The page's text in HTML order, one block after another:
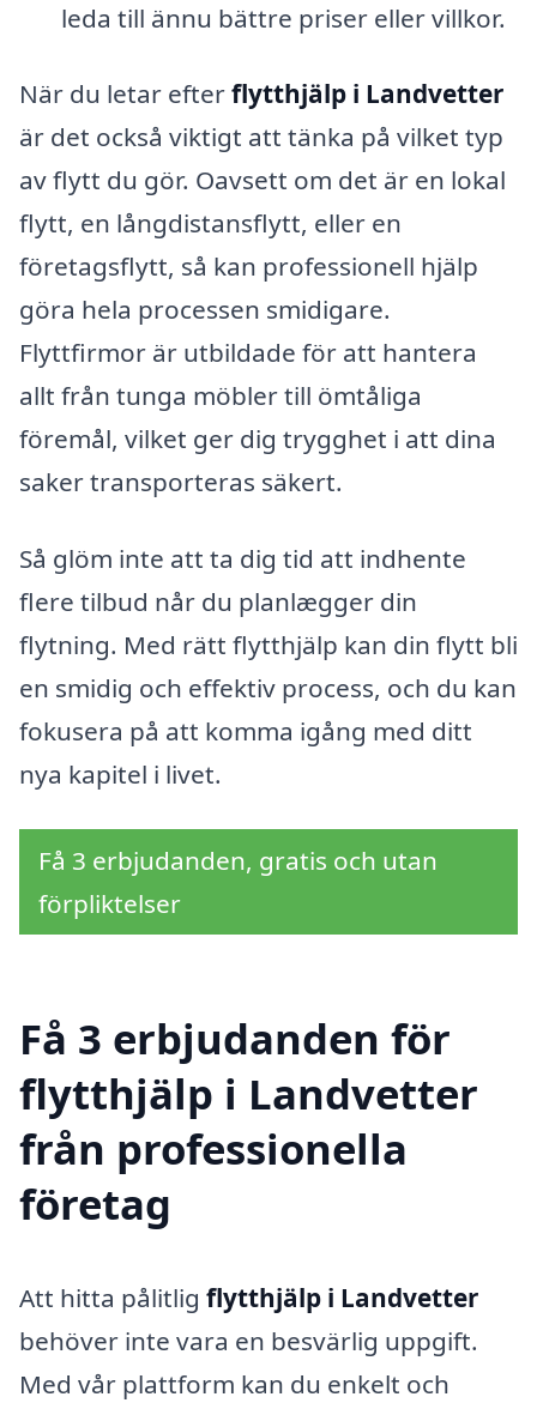
leda till ännu bättre priser eller villkor.
När du letar efterflytthjälp i Landvetter
är det också viktigt att tänka på vilket typ
av flytt du gör. Oavsett om det är en lokal
flytt, en långdistansflytt, eller en
företagsflytt, så kan professionell hjälp
göra hela processen smidigare.
Flyttfirmor är utbildade för att hantera
allt från tunga möbler till ömtåliga
föremål, vilket ger dig trygghet i att dina
saker transporteras säkert.
Så glöm inte att ta dig tid att indhente
flere tilbud når du planlægger din
flytning. Med rätt flytthjälp kan din flytt bli
en smidig och effektiv process, och du kan
fokusera på att komma igång med ditt
nya kapitel i livet.
Få 3 erbjudanden, gratis och utan
förpliktelser
Få 3 erbjudanden för
flytthjälp i Landvetter
från professionella
företag
Att hitta pålitlig flytthjälp i Landvetter
behöver inte vara en besvärlig uppgift.
Med vår plattform kan du enkelt och